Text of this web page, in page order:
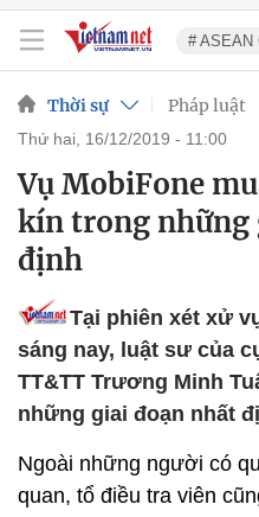
# ASEAN
Thời sự Pháp luật
thứ hai, 16/12/2019 - 11:00
Vụ MobiFone
kín trong những
định
Tại phiên xét xử
sáng nay, luật sư của
TT&TT Trương Minh
những giai đoạn nhất
Ngoài những người có
quan, tổ điều tra viên